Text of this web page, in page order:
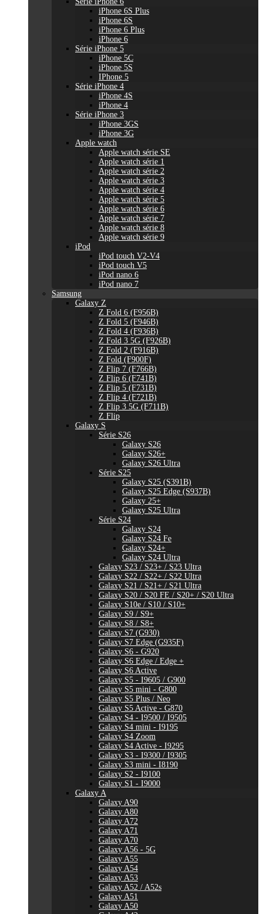
iPhone 6S Plus
iPhone 6S
iPhone 6 Plus
iPhone 6
Série iPhone 5
iPhone 5C
iPhone 5S
IPhone 5
Série iPhone 4
iPhone 4S
iPhone 4
Série iPhone 3
iPhone 3GS
iPhone 3G
Apple watch
Apple watch série SE
Apple watch série 1
Apple watch série 2
Apple watch série 3
Apple watch série 4
Apple watch série 5
Apple watch série 6
Apple watch série 7
Apple watch série 8
Apple watch série 9
iPod
iPod touch V2-V4
iPod touch V5
iPod nano 6
iPod nano 7
Samsung
Galaxy Z
Z Fold 6 (F956B)
Z Fold 5 (F946B)
Z Fold 4 (F936B)
Z Fold 3 5G (F926B)
Z Fold 2 (F916B)
Z Fold (F900F)
Z Flip 7 (F766B)
Z Flip 6 (F741B)
Z Flip 5 (F731B)
Z Flip 4 (F721B)
Z Flip 3 5G (F711B)
Z Flip
Galaxy S
Série S26
Galaxy S26
Galaxy S26+
Galaxy S26 Ultra
Série S25
Galaxy S25 (S391B)
Galaxy S25 Edge (S937B)
Galaxy 25+
Galaxy S25 Ultra
Série S24
Galaxy S24
Galaxy S24 Fe
Galaxy S24+
Galaxy S24 Ultra
Galaxy S23 / S23+ / S23 Ultra
Galaxy S22 / S22+ / S22 Ultra
Galaxy S21 / S21+ / S21 Ultra
Galaxy S20 / S20 FE / S20+ / S20 Ultra
Galaxy S10e / S10 / S10+
Galaxy S9 / S9+
Galaxy S8 / S8+
Galaxy S7 (G930)
Galaxy S7 Edge (G935F)
Galaxy S6 - G920
Galaxy S6 Edge / Edge +
Galaxy S6 Active
Galaxy S5 - I9605 / G900
Galaxy S5 mini - G800
Galaxy S5 Plus / Neo
Galaxy S5 Active - G870
Galaxy S4 - I9500 / I9505
Galaxy S4 mini - I9195
Galaxy S4 Zoom
Galaxy S4 Active - I9295
Galaxy S3 - I9300 / I9305
Galaxy S3 mini - I8190
Galaxy S2 - I9100
Galaxy S1 - I9000
Galaxy A
Galaxy A90
Galaxy A80
Galaxy A72
Galaxy A71
Galaxy A70
Galaxy A56 - 5G
Galaxy A55
Galaxy A54
Galaxy A53
Galaxy A52 / A52s
Galaxy A51
Galaxy A50